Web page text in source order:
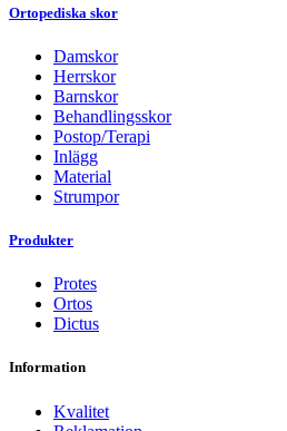
Ortopediska skor
Damskor
Herrskor
Barnskor
Behandlingsskor
Postop/Terapi
Inlägg
Material
Strumpor
Produkter
Protes
Ortos
Dictus
Information
Kvalitet